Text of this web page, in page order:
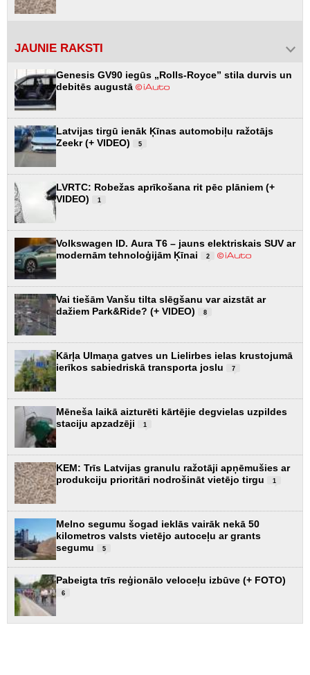
JAUNIE RAKSTI
Genesis GV90 iegūs „Rolls-Royce” stila durvis un
debitēs augustā
Latvijas tirgū ienāk Ķīnas automobiļu ražotājs
Zeekr (+ VIDEO)
5
LVRTC: Robežas aprīkošana rit pēc plāniem (+
VIDEO)
1
Volkswagen ID. Aura T6 – jauns elektriskais SUV ar
modernām tehnoloģijām Ķīnai
2
Vai tiešām Vanšu tilta slēgšanu var aizstāt ar
dažiem Park&Ride? (+ VIDEO)
8
Kārļa Ulmaņa gatves un Lielirbes ielas krustojumā
ierīkos sabiedriskā transporta joslu
7
Mēneša laikā aizturēti kārtējie degvielas uzpildes
staciju apzadzēji
1
KEM: Trīs Latvijas granulu ražotāji apņēmušies ar
produkciju prioritāri nodrošināt vietējo tirgu
1
Melno segumu šogad ieklās vairāk nekā 50
kilometros valsts vietējo autoceļu ar grants
segumu
5
Pabeigta trīs reģionālo veloceļu izbūve (+ FOTO)
6